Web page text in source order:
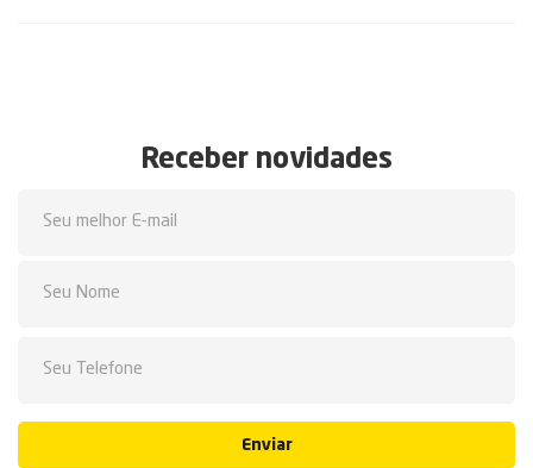
Receber novidades
Enviar